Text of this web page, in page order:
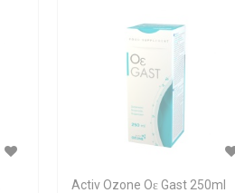
Activ Ozone Oɛ Gast 250ml